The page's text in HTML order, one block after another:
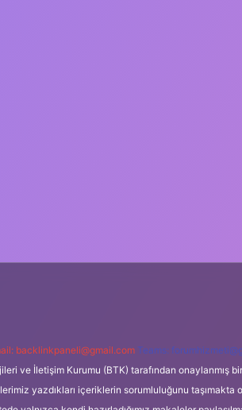
backlinkpaneli@gmail.com Teams:
ve İletişim Kurumu (BTK) tarafından
yazdıkları içeriklerin sorumluluğunu